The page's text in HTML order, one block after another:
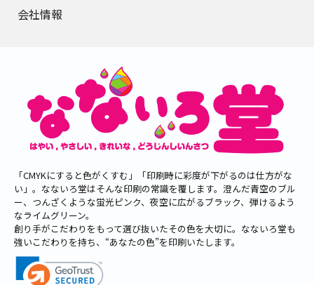
会社情報
「CMYKにすると色がくすむ」「印刷時に彩度が下がるのは仕方がな
い」。なないろ堂はそんな印刷の常識を覆します。澄んだ青空のブル
ー、つんざくような蛍光ピンク、夜空に広がるブラック、弾けるよう
なライムグリーン。
創り手がこだわりをもって選び抜いたその色を大切に。なないろ堂も
強いこだわりを持ち、“あなたの色”を印刷いたします。